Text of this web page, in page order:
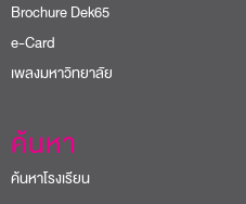
Brochure Dek65
e-Card
เพลงมหาวิทยาลัย
ค้นหา
ค้นหาโรงเรียน